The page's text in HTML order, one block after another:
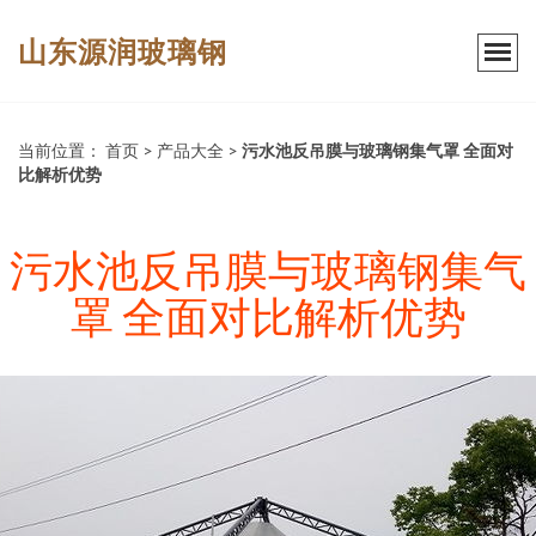
山东源润玻璃钢
当前位置： 首页 > 产品大全 > 污水池反吊膜与玻璃钢集气罩 全面对
比解析优势
污水池反吊膜与玻璃钢集气
罩 全面对比解析优势